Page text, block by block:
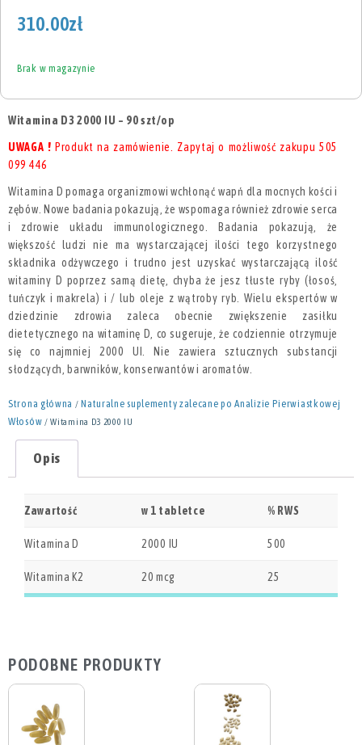
Witamina D3 2000 IU – 90 szt/op
UWAGA ! Produkt na zamówienie. Zapytaj o możliwość zakupu 505
099 446
Witamina D pomaga organizmowi wchłonąć wapń dla mocnych kości i
zębów. Nowe badania pokazują, że wspomaga również zdrowie serca
i zdrowie układu immunologicznego. Badania pokazują, że
większość ludzi nie ma wystarczającej ilości tego korzystnego
składnika odżywczego i trudno jest uzyskać wystarczającą ilość
witaminy D poprzez samą dietę, chyba że jesz tłuste ryby (łosoś,
tuńczyk i makrela) i / lub oleje z wątroby ryb. Wielu ekspertów w
dziedzinie zdrowia zaleca obecnie zwiększenie zasiłku
dietetycznego na witaminę D, co sugeruje, że codziennie otrzymuje
się co najmniej 2000 UI. Nie zawiera sztucznych substancji
słodzących, barwników, konserwantów i aromatów.
Strona główna / Naturalne suplementy zalecane po Analizie Pierwiastkowej
Włosów / Witamina D3 2000 IU
310.00zł
Brak w magazynie
Opis
Zawartość w 1 tabletce % RWS
Witamina D 2000 IU 500
Witamina K2 20 mcg 25
PODOBNE PRODUKTY